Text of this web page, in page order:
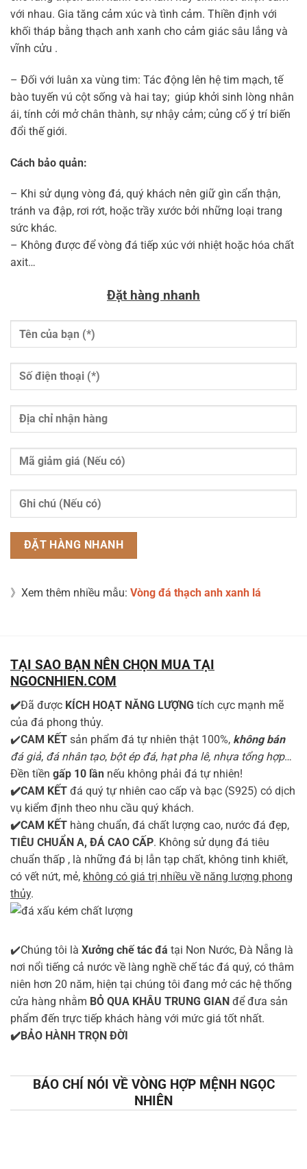
với nhau. Gia tăng cảm xúc và tình cảm. Thiền định với
khối tháp bằng thạch anh xanh cho cảm giác sâu lắng và
vĩnh cửu .
– Đối với luân xa vùng tim: Tác động lên hệ tim mạch, tế
bào tuyến vú cột sống và hai tay; giúp khởi sinh lòng nhân
ái, tính cởi mở chân thành, sự nhậy cảm; củng cố ý trí biến
đổi thế giới.
Cách bảo quản:
– Khi sử dụng vòng đá, quý khách nên giữ gìn cẩn thận,
tránh va đập, rơi rớt, hoặc trầy xước bởi những loại trang
sức khác.
– Không được để vòng đá tiếp xúc với nhiệt hoặc hóa chất
axit…
Đặt hàng nhanh
》Xem thêm nhiều mẫu: Vòng đá thạch anh xanh lá
TẠI SAO BẠN NÊN CHỌN MUA TẠI
NGOCNHIEN.COM
✔️Đã được KÍCH HOẠT NĂNG LƯỢNG tích cực mạnh mẽ
của đá phong thủy.
✔️CAM KẾT sản phẩm đá tự nhiên thật 100%, không bán
đá giả, đá nhân tạo, bột ép đá, hạt pha lê, nhựa tổng hợp…
Đền tiền gấp 10 lần nếu không phải đá tự nhiên!
✔️CAM KẾT đá quý tự nhiên cao cấp và bạc (S925) có dịch
vụ kiểm định theo nhu cầu quý khách.
✔️CAM KẾT hàng chuẩn, đá chất lượng cao, nước đá đẹp,
TIÊU CHUẨN A, ĐÁ CAO CẤP. Không sử dụng đá tiêu
chuẩn thấp , là những đá bị lẫn tạp chất, không tinh khiết,
có vết nứt, mẻ, không có giá trị nhiều về năng lượng phong
thủy.
✔️Chúng tôi là Xưởng chế tác đá tại Non Nước, Đà Nẵng là
nơi nổi tiếng cả nước về làng nghề chế tác đá quý, có thâm
niên hơn 20 năm, hiện tại chúng tôi đang mở các hệ thống
cửa hàng nhằm BỎ QUA KHÂU TRUNG GIAN để đưa sản
phẩm đến trực tiếp khách hàng với mức giá tốt nhất.
✔️BẢO HÀNH TRỌN ĐỜI
BÁO CHÍ NÓI VỀ VÒNG HỢP MỆNH NGỌC
NHIÊN